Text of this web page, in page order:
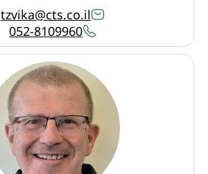
tzvika@cts.co.il
052-8109960